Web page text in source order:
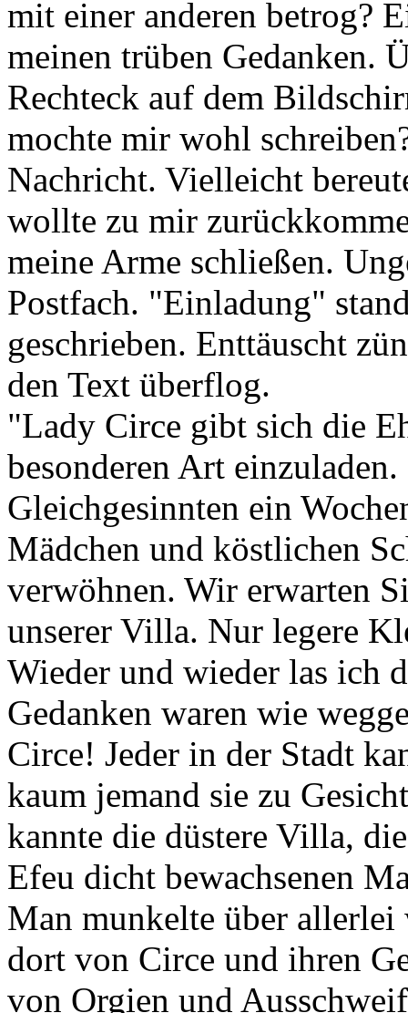
mit einer anderen betrog?
meinen trüben Gedanken.
Rechteck auf dem
mochte mir wohl
Nachricht. Vielleicht
wollte zu mir
meine Arme schließen.
Postfach. "Einladung"
geschrieben. Enttäuscht
den Text überflog.
"Lady Circe gibt sich die
besonderen Art
Gleichgesinnten ein
Mädchen und köstlichen
verwöhnen. Wir erwarten
unserer Villa. Nur legere
Wieder und wieder las ich
Gedanken waren wie
Circe! Jeder in der Stadt
kaum jemand sie zu
kannte die düstere Villa,
Efeu dicht bewachsenen
Man munkelte über
dort von Circe und ihren
von Orgien und